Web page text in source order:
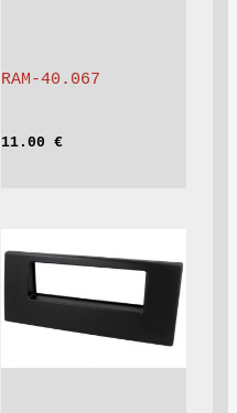
RAM-40.067
11.00 €